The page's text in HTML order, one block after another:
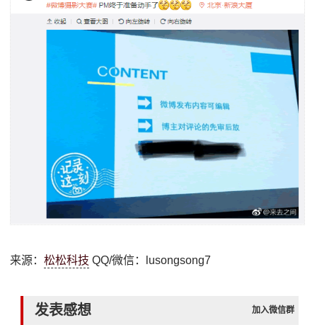
来源：松松科技 QQ/微信：lusongsong7
发表感想 加入微信群